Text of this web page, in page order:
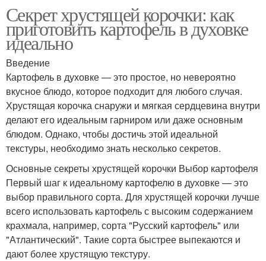
Секрет хрустящей корочки: как
приготовить картофель в духовке
идеально
Введение
Картофель в духовке — это простое, но невероятно
вкусное блюдо, которое подходит для любого случая.
Хрустящая корочка снаружи и мягкая сердцевина внутри
делают его идеальным гарниром или даже основным
блюдом. Однако, чтобы достичь этой идеальной
текстуры, необходимо знать несколько секретов.
Основные секреты хрустящей корочки Выбор картофеля
Первый шаг к идеальному картофелю в духовке — это
выбор правильного сорта. Для хрустящей корочки лучше
всего использовать картофель с высоким содержанием
крахмала, например, сорта "Русский картофель" или
"Атлантический". Такие сорта быстрее выпекаются и
дают более хрустящую текстуру.